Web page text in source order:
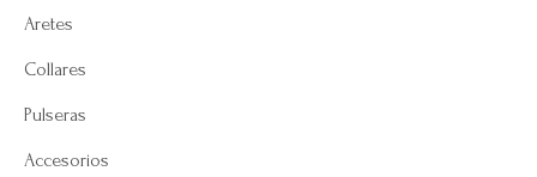
Aretes
Collares
Pulseras
Accesorios